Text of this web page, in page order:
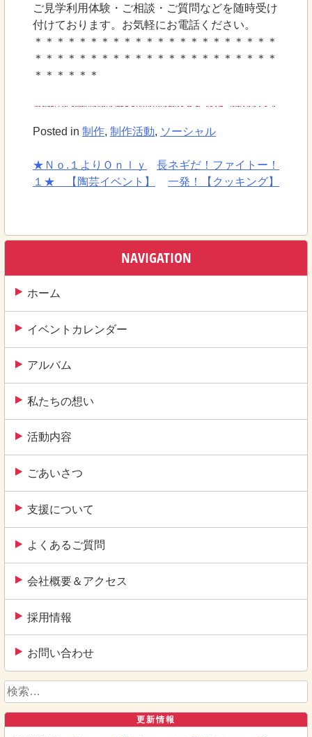
NAVIGATION
ホーム
イベントカレンダー
アルバム
私たちの想い
活動内容
ごあいさつ
支援について
よくあるご質問
会社概要＆アクセス
採用情報
お問い合わせ
検
索:
更新情報
ご見学利用体験・ご相談・ご質問などを随時受け
付けております。お気軽にお電話ください。
＊＊＊＊＊＊＊＊＊＊＊＊＊＊＊＊＊＊＊＊＊＊
＊＊＊＊＊＊＊＊＊＊＊＊＊＊＊＊＊＊＊＊＊＊
＊＊＊＊＊＊
Posted in 制作, 制作活動, ソーシャル
投
ナ
ゲ
ー
シ
ョ
ン
★Ｎｏ.１よりＯｎｌｙ
１★ 【陶芸イベント】
長ネギだ！ファイトー！
一発！【クッキング】